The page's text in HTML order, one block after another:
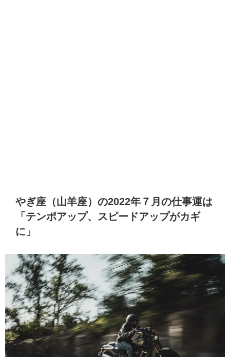
やぎ座（山羊座）の2022年７月の仕事運は
「テンポアップ、スピードアップがカギ
に」